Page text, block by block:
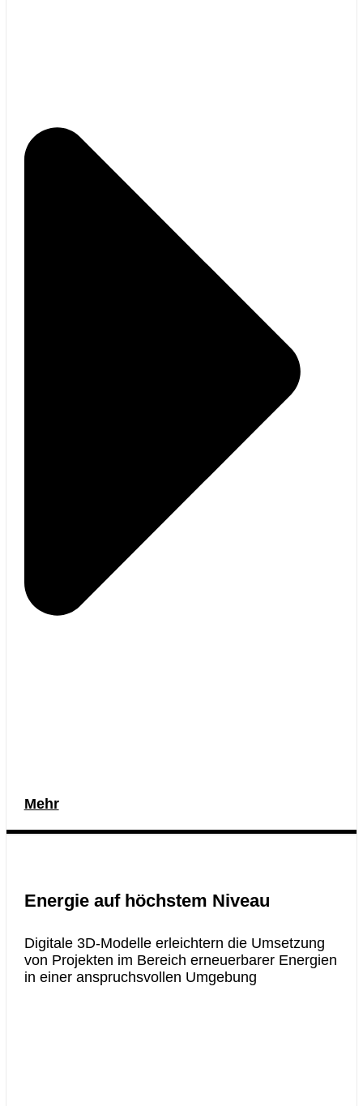
Mehr
Energie auf höchstem Niveau
Digitale 3D-Modelle erleichtern die Umsetzung
von Projekten im Bereich erneuerbarer Energien
in einer anspruchsvollen Umgebung